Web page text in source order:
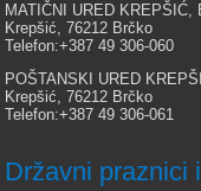
MATIČNI URED KREPŠIĆ,
Krepšić, 76212 Brčko
Telefon:+387 49 306-060
POŠTANSKI URED
Krepšić, 76212 Brčko
Telefon:+387 49 306-061
Državni praznici